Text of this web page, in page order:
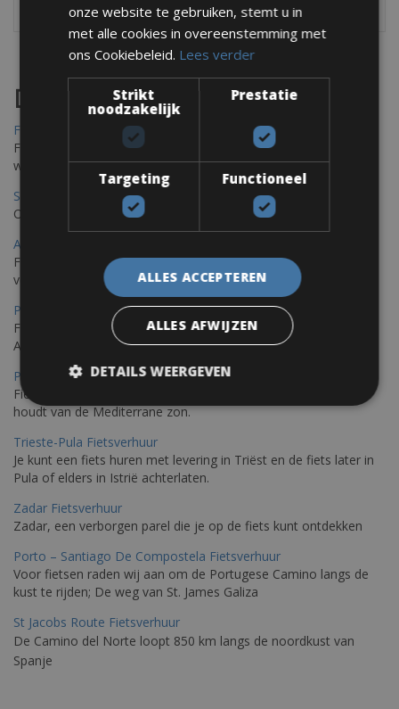
Destinations
Frejus Fietsverhuur
Fréjus en Saint-Raphaël liggen aan de Middellandse Zee en
worden omringd door het Massif de l'Esterel
Saint Raphael Fietsverhuur
Ontdek Saint Raphael, gelegen in het prachtige Var op uw fiets
Ajaccio Fietsverhuur
Fietsen in Ajaccio, gelegen op het eiland Corsica, biedt een
verscheidenheid aan routes
Porec Fietsverhuur
Fiets over sfeervolle routes die zich uitstrekken langs de
Adriatische kust en het weelderige Istrische platteland.
Pula Fietsverhuur
Fietsen langs de Istrische kust is de ideale fietstocht voor wie
houdt van de Mediterrane zon.
Trieste-Pula Fietsverhuur
Je kunt een fiets huren met levering in Triëst en de fiets later in
Pula of elders in Istrië achterlaten.
Zadar Fietsverhuur
Zadar, een verborgen parel die je op de fiets kunt ontdekken
Porto – Santiago De Compostela Fietsverhuur
Voor fietsen raden wij aan om de Portugese Camino langs de
kust te rijden; De weg van St. James Galiza
St Jacobs Route Fietsverhuur
De Camino del Norte loopt 850 km langs de noordkust van
Spanje
onze website te gebruiken, stemt u in
met alle cookies in overeenstemming met
ons Cookiebeleid. Lees verder
Strikt
noodzakelijk
Prestatie
Targeting Functioneel
ALLES ACCEPTEREN
ALLES AFWIJZEN
DETAILS WEERGEVEN